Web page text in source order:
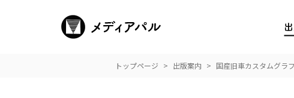
トップページ 出版案内 国産旧車カスタムグラ